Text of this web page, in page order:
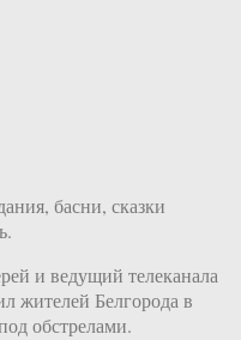
басни, сказки
и ведущий телеканала
жителей Белгорода в
обстрелами.